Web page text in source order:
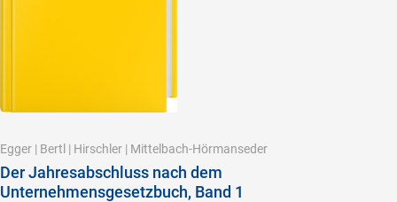
Egger | Bertl | Hirschler | Mittelbach-Hörmanseder
Der Jahresabschluss nach dem
Unternehmensgesetzbuch, Band 1